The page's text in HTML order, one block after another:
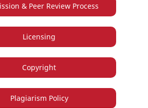
& Peer Review Process
Licensing
Copyright
Plagiarism Policy